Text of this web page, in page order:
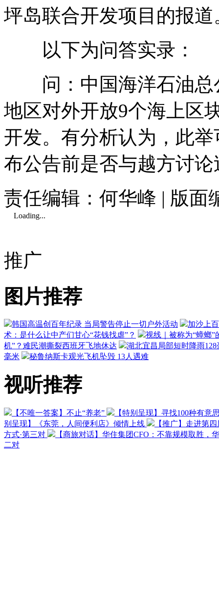
坪岛联合开发项目的
以下为问答实录：
问：中国海洋石油总
地区对外开放9个海上区
开发。有分析认为，此
布公告前是否与越方讨
责任编辑：何华峰 | 版面
Loading...
推广
图片推荐
韩国高温创百年纪录 当局警告停止一切户外活动
加沙上
术：是什么让中产们甘心“花钱找虐”？
视线｜被称为“蟑螂
机”？难民潮撕裂西班牙飞地休达
湖北宜昌局部短时降雨
毫米
秘鲁纳斯卡观光飞机坠毁 13人遇难
视听推荐
【不唯一答案】不止“养老”
【特别呈现】寻找100种有意
别呈现】《东莞，人间便利店》倾情上线
【推广】走进第
方式·第三对
【商旅对话】华住集团CFO：不靠规模取胜，
二对